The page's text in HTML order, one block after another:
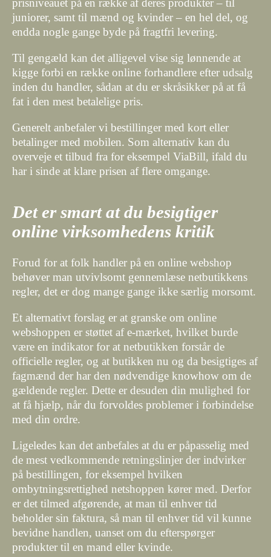
juniorer, samt til mænd og kvinder – en hel del, og
endda nogle gange byde på fragtfri levering.
Til gengæld kan det alligevel vise sig lønnende at
kigge forbi en række online forhandlere efter udsalg
inden du handler, sådan at du er skråsikker på at få
fat i den mest betalelige pris.
Generelt anbefaler vi bestillinger med kort eller
betalinger med mobilen. Som alternativ kan du
overveje et tilbud fra for eksempel ViaBill, ifald du
har i sinde at klare prisen af flere omgange.
Det er smart at du besigtiger
online virksomhedens kritik
Forud for at folk handler på en online webshop
behøver man utvivlsomt gennemlæse netbutikkens
regler, det er dog mange gange ikke særlig morsomt.
Et alternativt forslag er at granske om online
webshoppen er støttet af e-mærket, hvilket burde
være en indikator for at netbutikken forstår de
officielle regler, og at butikken nu og da besigtiges af
fagmænd der har den nødvendige knowhow om de
gældende regler. Dette er desuden din mulighed for
at få hjælp, når du forvoldes problemer i forbindelse
med din ordre.
Ligeledes kan det anbefales at du er påpasselig med
de mest vedkommende retningslinjer der indvirker
på bestillingen, for eksempel hvilken
ombytningsrettighed netshoppen kører med. Derfor
er det tilmed afgørende, at man til enhver tid
beholder sin faktura, så man til enhver tid vil kunne
bevidne handlen, uanset om du efterspørger
produkter til en mand eller kvinde.